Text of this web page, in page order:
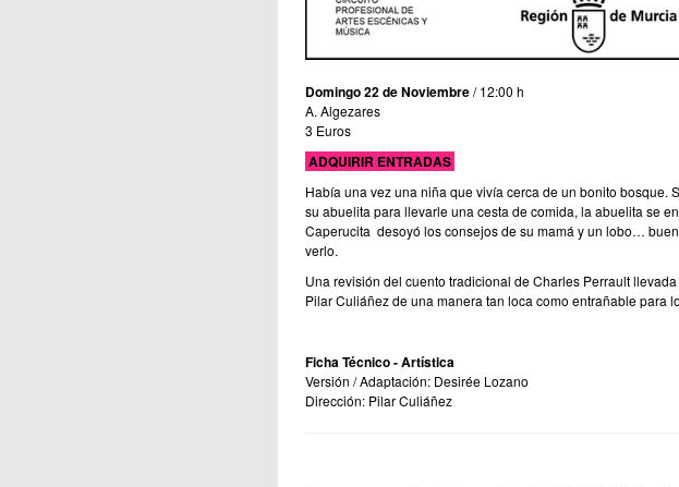
Domingo 22 de Noviembre/ 12:00 h
A. Algezares
3 Euros
ADQUIRIR ENTRADAS
Había una vez una niña que vivía cerca de un bonito bosque.
su abuelita para llevarle una cesta de comida, la abuelita se
Caperucita desoyó los consejos de su mamá y un lobo…
verlo.
Una revisión del cuento tradicional de Charles Perrault
Pilar Culiáñez de una manera tan loca como entrañable para
Ficha Técnico - Artística
Versión / Adaptación: Desirée Lozano
Dirección: Pilar Culiáñez